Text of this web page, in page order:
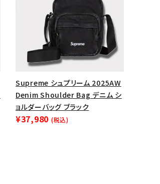
Supreme シュプリーム 2025AW
Denim Shoulder Bag デニム シ
ョルダーバッグ ブラック
¥37,980 (税込)